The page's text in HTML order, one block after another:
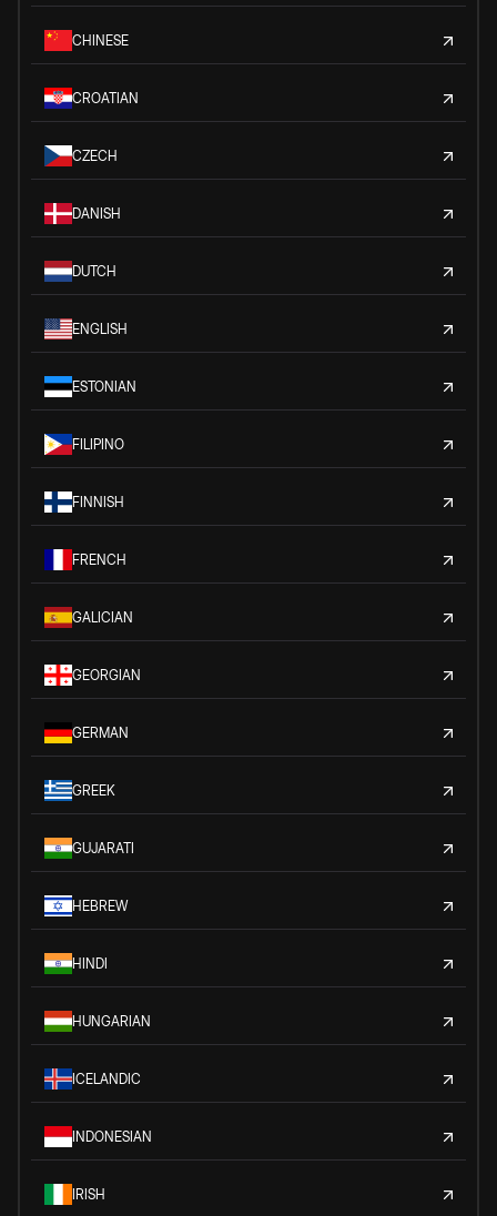
CHINESE
CROATIAN
CZECH
DANISH
DUTCH
ENGLISH
ESTONIAN
FILIPINO
FINNISH
FRENCH
GALICIAN
GEORGIAN
GERMAN
GREEK
GUJARATI
HEBREW
HINDI
HUNGARIAN
ICELANDIC
INDONESIAN
IRISH